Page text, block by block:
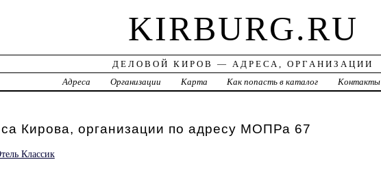
KIRBURG.RU
ДЕЛОВОЙ КИРОВ — АДРЕСА, ОРГАНИЗАЦИИ
Адреса
Организации Карта Как попасть в каталог Контакты
Кирова, организации по адресу МОПРа 67
Классик